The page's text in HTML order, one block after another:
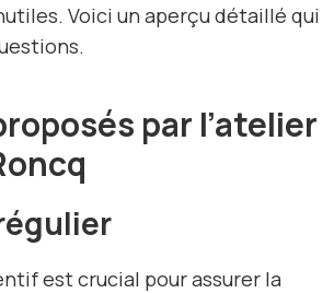
Voici un aperçu détaillé qui
par l’atelier
est crucial pour assurer la